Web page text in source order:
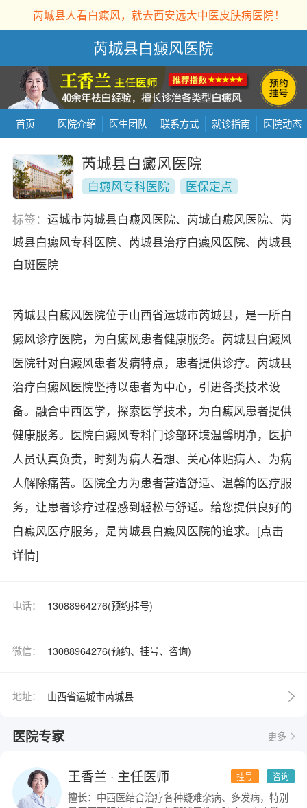
芮城县人看白癜风，就去西安远大中医皮肤病医院！
芮城县白癜风医院
首页 医院介绍 医生团队 联系方式 就诊指南 医院动态
芮城县白癜风医院
白癜风专科医院
医保定点
标签： 运城市芮城县白癜风医院、芮城白癜风医院、芮
城县白癜风专科医院、芮城县治疗白癜风医院、芮城县
白斑医院
芮城县白癜风医院位于山西省运城市芮城县，是一所白
癜风诊疗医院，为白癜风患者健康服务。芮城县白癜风
医院针对白癜风患者发病特点，患者提供诊疗。芮城县
治疗白癜风医院坚持以患者为中心，引进各类技术设
备。融合中西医学，探索医学技术，为白癜风患者提供
健康服务。医院白癜风专科门诊部环境温馨明净，医护
人员认真负责，时刻为病人着想、关心体贴病人、为病
人解除痛苦。医院全力为患者营造舒适、温馨的医疗服
务，让患者诊疗过程感到轻松与舒适。给您提供良好的
白癜风医疗服务，是芮城县白癜风医院的追求。 [点击
详情]
电话： 13088964276(预约挂号)
微信： 13088964276(预约、挂号、咨询)
地址： 山西省运城市芮城县
医院专家 更多
咨询
挂号
王香兰 · 主任医师
擅长：中西医结合治疗各种疑难杂病、多发病，特别